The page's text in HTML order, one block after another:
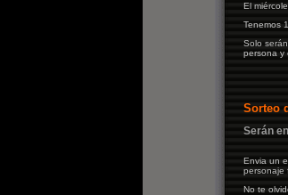
El
Tenemos
Solo
persona y
Sorteo
Serán
Envia un
personaje
No te